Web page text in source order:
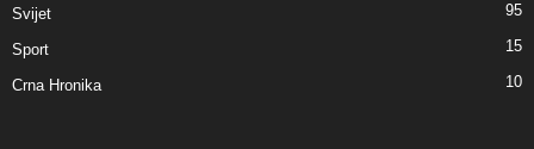
Svijet 95
Sport 15
Crna Hronika 10